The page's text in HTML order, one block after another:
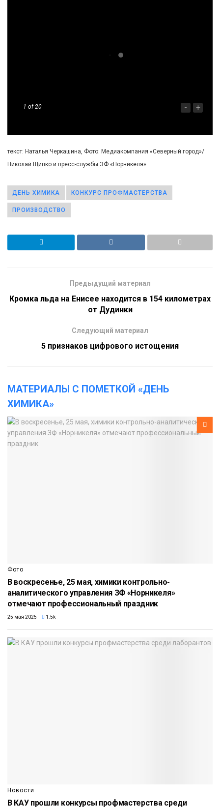
1 of 20 - +
текст: Наталья Черкашина, Фото: Медиакомпания «Северный город»/
Николай Щипко и пресс-службы ЗФ «Норникеля»
ДЕНЬ ХИМИКА КОНКУРС ПРОФМАСТЕРСТВА
ПРОИЗВОДСТВО
Предыдущий материал
Кромка льда на Енисее находится в 154 километрах
от Дудинки
Следующий материал
5 признаков цифрового истощения
МАТЕРИАЛЫ С ПОМЕТКОЙ «ДЕНЬ
ХИМИКА»
Фото
В воскресенье, 25 мая, химики контрольно-
аналитического управления ЗФ «Норникеля»
отмечают профессиональный праздник
25 мая 2025 1.5k
Новости
В КАУ прошли конкурсы профмастерства среди